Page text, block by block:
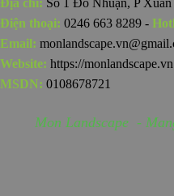
Địa chỉ: Số 1 Đỗ Nhuận, P
Điện thoại: 0246 663 8289 -
Email:
Website: https://monlandscape.vn
MSDN: 0108678721
Mon Landscape -